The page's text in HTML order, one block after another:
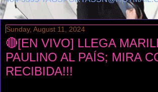
Sunday, August 11, 2024
🔴[EN VIVO] LLEGA
PAULINO AL PAÍS; MIRA
RECIBIDA!!!